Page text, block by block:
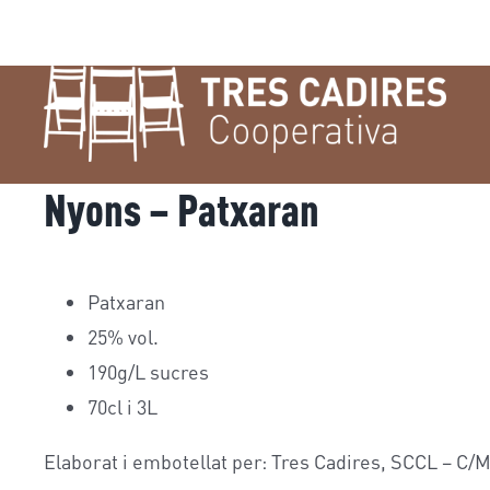
Nyons – Patxaran
Patxaran
25% vol.
190g/L sucres
70cl i 3L
Elaborat i embotellat per: Tres Cadires, SCCL – C/